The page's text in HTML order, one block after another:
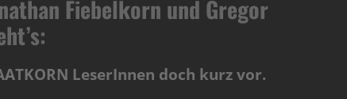
Fiebelkorn und Gregor
LeserInnen doch kurz vor.